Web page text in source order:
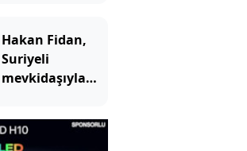
Hakan Fidan,
Suriyeli
mevkidaşıyla
vurgusu yaptı